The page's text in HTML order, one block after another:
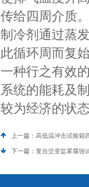
传给四周介质
制冷剂通过蒸
此循环周而复
一种行之有效
系统的能耗及
较为经济的状
上一篇： 高低温冲击试验箱
下一篇： 复合交变盐雾腐蚀